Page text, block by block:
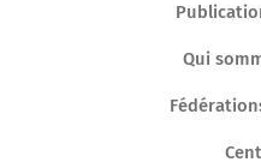
Qui